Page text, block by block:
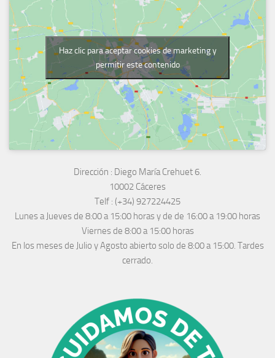
Haz clic para aceptar cookies de marketing y
permitir este contenido
Dirección : Diego María Crehuet 6.
10002 Cáceres
Telf : (+34) 927224425
Lunes a Jueves de 8:00 a 15:00 horas y de de 16:00 a 19:00 horas
Viernes de 8:00 a 15:00 horas
En los meses de Julio y Agosto abierto solo de 8:00 a 15:00. Tardes
cerrado.